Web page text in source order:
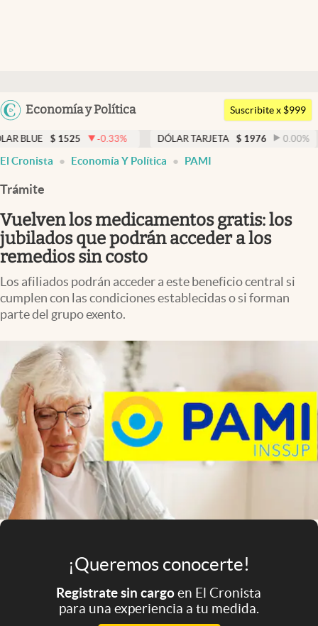
Argentina
Uruguay
Economía y Política
Members
Economía y Política
Finanzas y Mercados
Mercados Online
Negocios
Columnistas
Apertura
Clase
Clima
Mundial 2026
Eventos Corporativos
El Cronista Studio
Mediakit
abre en nueva pestaña
Suscribite x $999
1525 -0.33% DÓLAR TARJETA $ 1976 0.00% DÓLAR
El Cronista Economía Y Política PAMI
Trámite
Vuelven los medicamentos gratis: los
jubilados que podrán acceder a los
remedios sin costo
Los afiliados podrán acceder a este beneficio central si
cumplen con las condiciones establecidas o si forman
parte del grupo exento.
¡Queremos conocerte!
Registrate sin cargoen El Cronista
para una experiencia a tu medida.